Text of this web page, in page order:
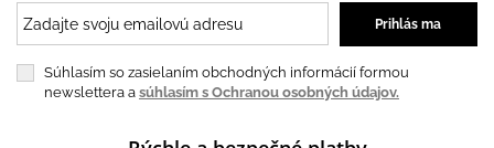
Súhlasím so zasielaním obchodných informácií formou
newslettera a súhlasím s Ochranou osobných údajov.